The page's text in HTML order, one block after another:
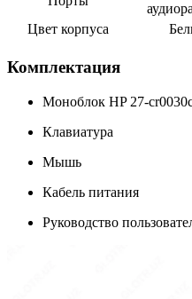
Цвет корпуса
Комплектация
Моноблок HP 27-
Клавиатура
Мышь
Кабель питания
Руководство